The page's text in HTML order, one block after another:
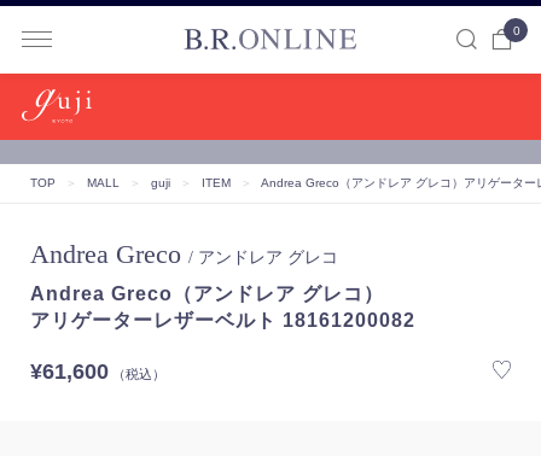
0
TOP ＞ MALL ＞ guji ＞ ITEM ＞ Andrea Greco（アンドレア グレコ） アリゲータ
Andrea Greco / アンドレア グレコ
Andrea Greco（アンドレア グレコ）
アリゲーターレザーベルト 18161200082
¥61,600（税込）